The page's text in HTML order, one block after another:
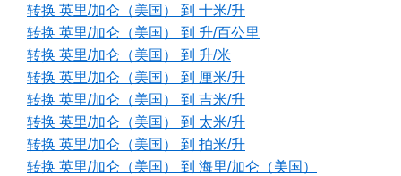
转换 英里/加仑（美国） 到 十米/升
转换 英里/加仑（美国） 到 升/百公里
转换 英里/加仑（美国） 到 升/米
转换 英里/加仑（美国） 到 厘米/升
转换 英里/加仑（美国） 到 吉米/升
转换 英里/加仑（美国） 到 太米/升
转换 英里/加仑（美国） 到 拍米/升
转换 英里/加仑（美国） 到 海里/加仑（美国）